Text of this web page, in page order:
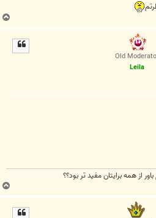
ب
ا
Old
Leila
از همه برايتان مفيد تر بود؟؟
ب
ا